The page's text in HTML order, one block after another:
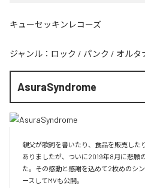
キューセッキンレコーズ
ジャンル： ロック / パンク / オルタ
AsuraSyndrome
親父が歌詞を書いたり、食品を販売した
ありましたが、ついに2019年8月に悲願
た。その感動と感謝を込めて2枚めのシン
ースしてMVも公開。